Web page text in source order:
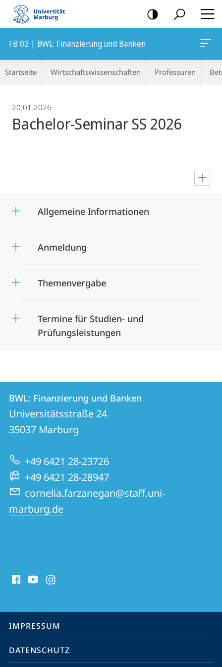
Mobile-
Navigation
FB 02 | BWL: Finanzierung und Banken
Breadcrumb-
Navigation
Startseite Wirtschaftswissenschaften Professuren
20.01.2026
Bachelor-Seminar SS 2026
Allgemeine Informationen
Anmeldung
Themenvergabe
Termine für Studien- und
Prüfungsleistungen
Kontakt
und
Informationen
zur
Website
Kontaktinformationen
BWL:
Finanzierung
und
Banken
BWL: Finanzierung und Banken
Universitätsstraße 24
35037 Marburg
+49 6421 28-23726
+49 6421 28-28947
cornelia.farzanegan@staff.uni-
marburg.de
Media
Service-
Navigation
IMPRESSUM
DATENSCHUTZ